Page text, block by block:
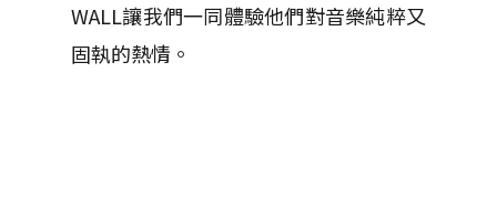
WALL讓我們一同體驗他們對音樂純粹又
固執的熱情。